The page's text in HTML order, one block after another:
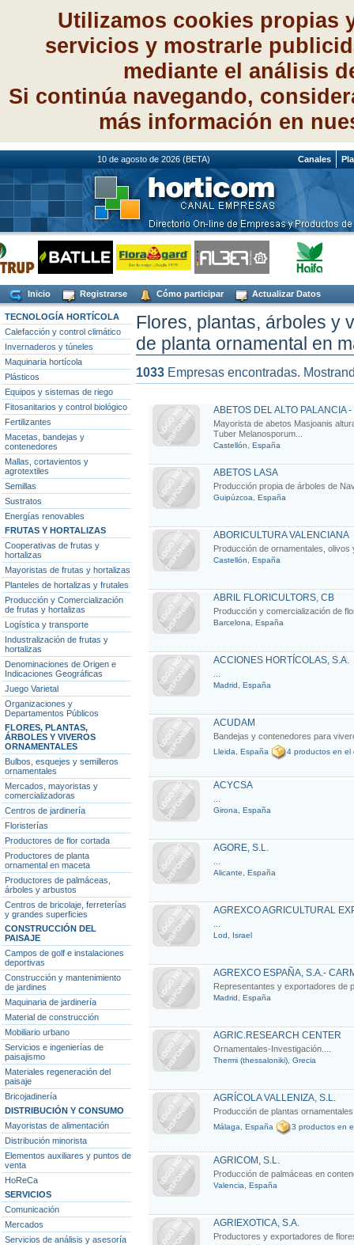
Utilizamos cookies propias
servicios y mostrarle
mediante el análisis
Si continúa navegando,
más información en
10 de agosto de 2026 (BETA) Canales
Inicio Registrarse Cómo participar Actualizar Datos
TECNOLOGÍA HORTÍCOLA
Calefacción y control climático
Invernaderos y túneles
Maquinaria hortícola
Plásticos
Equipos y sistemas de riego
Fitosanitarios y control biológico
Fertilizantes
Macetas, bandejas y
contenedores
Mallas, cortavientos y
agrotextiles
Semillas
Sustratos
Energías renovables
FRUTAS Y HORTALIZAS
Cooperativas de frutas y
hortalizas
Mayoristas de frutas y hortalizas
Planteles de hortalizas y frutales
Producción y Comercialización
de frutas y hortalizas
Logística y transporte
Industralización de frutas y
hortalizas
Denominaciones de Origen e
Indicaciones Geográficas
Juego Varietal
Organizaciones y
Departamentos Públicos
FLORES, PLANTAS,
ÁRBOLES Y VIVEROS
ORNAMENTALES
Bulbos, esquejes y semilleros
ornamentales
Mercados, mayoristas y
comercializadoras
Centros de jardinería
Floristerías
Productores de flor cortada
Productores de planta
ornamental en maceta
Productores de palmáceas,
árboles y arbustos
Centros de bricolaje, ferreterías
y grandes superficies
CONSTRUCCIÓN DEL
PAISAJE
Campos de golf e instalaciones
deportivas
Construcción y mantenimiento
de jardines
Maquinaria de jardinería
Material de construcción
Mobiliario urbano
Servicios e ingenierías de
paisajismo
Materiales regeneración del
paisaje
Bricojadinería
DISTRIBUCIÓN Y CONSUMO
Mayoristas de alimentación
Distribución minorista
Elementos auxiliares y puntos de
venta
HoReCa
SERVICIOS
Comunicación
Mercados
Servicios de análisis y asesoría
Flores, plantas, árboles y
de planta ornamental en
1033 Empresas encontradas.
ABETOS DEL ALTO PALANCIA
Mayorista de abetos Masjoanis
Tuber Melanosporum...
Castellón, España
ABETOS LASA
Producción propia de árboles de
Guipúzcoa, España
ABORICULTURA VALENCIANA
Producción de ornamentales, olivos
Castellón, España
ABRIL FLORICULTORS, CB
Producción y comercialización de
Barcelona, España
ACCIONES HORTÍCOLAS, S.A.
Madrid, España
ACUDAM
Bandejas y contenedores para
Lleida, España 4 productos en el
ACYCSA
Girona, España
AGORE, S.L.
Alicante, España
AGREXCO AGRICULTURAL
Lod, Israel
AGREXCO ESPAÑA, S.A.-
Representantes y exportadores de
Madrid, España
AGRIC.RESEARCH CENTER
Ornamentales-Investigación....
Thermi (thessaloniki), Grecia
AGRÍCOLA VALLENIZA, S.L.
Producción de plantas
Málaga, España 3 productos en
AGRICOM, S.L.
Producción de palmáceas en
Valencia, España
AGRIEXOTICA, S.A.
Productores y exportadores de